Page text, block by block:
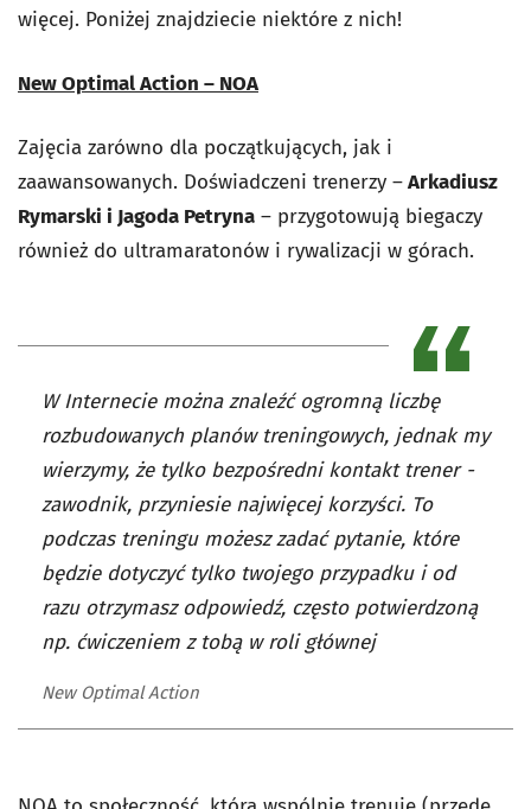
więcej. Poniżej znajdziecie niektóre z nich!
New Optimal Action – NOA
Zajęcia zarówno dla początkujących, jak i
zaawansowanych. Doświadczeni trenerzy –Arkadiusz
Rymarski i Jagoda Petryna – przygotowują biegaczy
również do ultramaratonów i rywalizacji w górach.
W Internecie można znaleźć ogromną liczbę
rozbudowanych planów treningowych, jednak my
wierzymy, że tylko bezpośredni kontakt trener -
zawodnik, przyniesie najwięcej korzyści. To
podczas treningu możesz zadać pytanie, które
będzie dotyczyć tylko twojego przypadku i od
razu otrzymasz odpowiedź, często potwierdzoną
np. ćwiczeniem z tobą w roli głównej
New Optimal Action